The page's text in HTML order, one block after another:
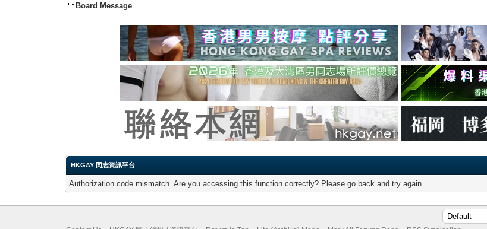
Board Message
HKGAY 同志資訊平台
Authorization code mismatch. Are you accessing this function correctly? Please go back and try again.